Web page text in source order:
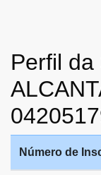
Perfil da
Número de